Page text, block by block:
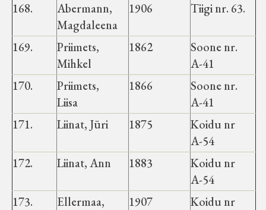
168.
Abermann,
Magdaleena
1906 Tiigi nr. 63.
169.
Priimets,
Mihkel
1862
Soone nr.
A-41
170.
Priimets,
Liisa
1866
Soone nr.
A-41
171.
Liinat, Jüri 1875
Koidu nr
A-54
172.
Liinat, Ann 1883
Koidu nr
A-54
173.
Ellermaa,
1907
Koidu nr